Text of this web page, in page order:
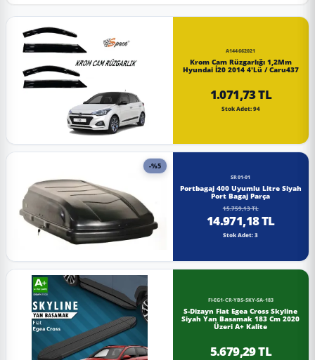
A144662021
Krom Cam Rüzgarlığı 1,2Mm
Hyundai İ20 2014 4'Lü / Caru437
1.071,73 TL
Stok Adet: 94
-%5
SR01-01
Portbagaj 400 Uyumlu Litre Siyah
Port Bagaj Parça
15.759,13 TL
14.971,18 TL
Stok Adet: 3
FI-EG1-CR-YBS-SKY-SA-183
S-Dizayn Fiat Egea Cross Skyline
Siyah Yan Basamak 183 Cm 2020
Üzeri A+ Kalite
5.679,29 TL